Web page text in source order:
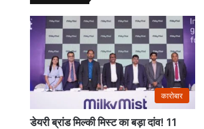
कारोबार
डेयरी ब्रांड मिल्की मिस्ट का बड़ा दांव! 11